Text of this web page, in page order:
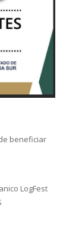
beneficiar
LogFest